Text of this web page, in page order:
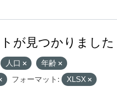
が見つかりました
人口
年齢
フォーマット: XLSX